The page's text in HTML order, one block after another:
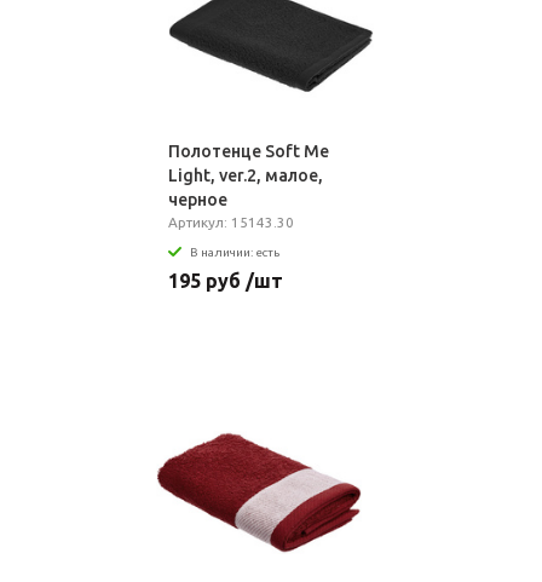
Полотенце Soft Me
Light, ver.2, малое,
черное
Артикул: 15143.30
В наличии: есть
195 руб /шт